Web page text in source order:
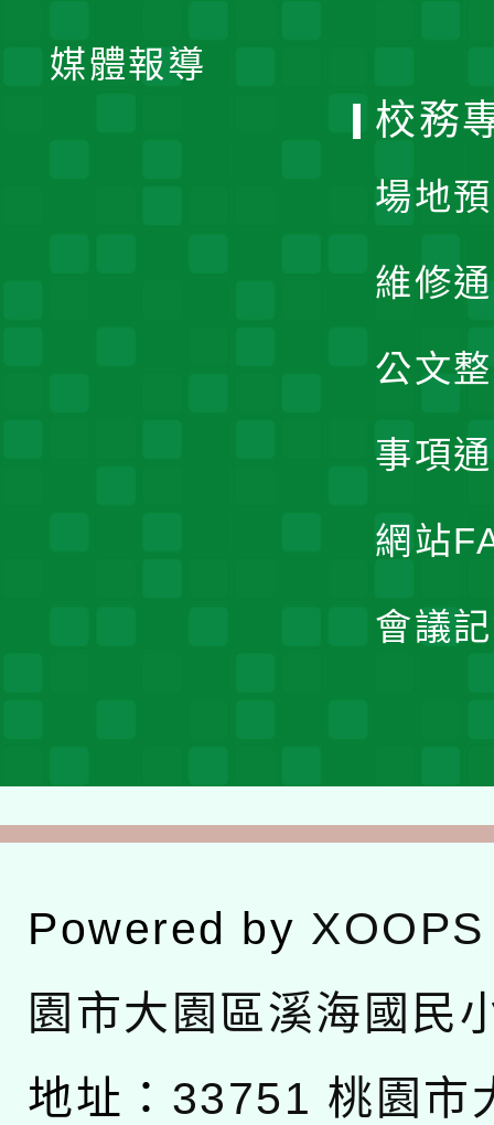
媒體報導
校務
場地
維修
公文
事項
網站
會議
Powered by XOOPS
園市大園區溪海國民
地址： 33751 桃園市